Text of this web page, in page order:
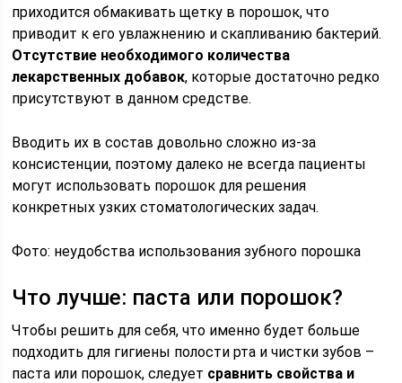
приходится обмакивать щетку в порошок, что
приводит к его увлажнению и скапливанию бактерий.
Отсутствие необходимого количества
лекарственных добавок, которые достаточно редко
присутствуют в данном средстве.
Вводить их в состав довольно сложно из-за
консистенции, поэтому далеко не всегда пациенты
могут использовать порошок для решения
конкретных узких стоматологических задач.
Фото: неудобства использования зубного порошка
Что лучше: паста или порошок?
Чтобы решить для себя, что именно будет больше
подходить для гигиены полости рта и чистки зубов –
паста или порошок, следует сравнить свойства и